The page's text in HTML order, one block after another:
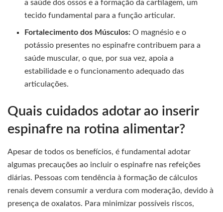
a saúde dos ossos e a formação da cartilagem, um
tecido fundamental para a função articular.
Fortalecimento dos Músculos: O magnésio e o
potássio presentes no espinafre contribuem para a
saúde muscular, o que, por sua vez, apoia a
estabilidade e o funcionamento adequado das
articulações.
Quais cuidados adotar ao inserir
espinafre na rotina alimentar?
Apesar de todos os benefícios, é fundamental adotar
algumas precauções ao incluir o espinafre nas refeições
diárias. Pessoas com tendência à formação de cálculos
renais devem consumir a verdura com moderação, devido à
presença de oxalatos. Para minimizar possíveis riscos,